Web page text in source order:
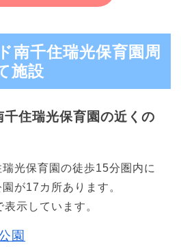
南千住瑞光保育園周
施設
住瑞光保育園の近くの
光保育園の徒歩15分圏内に
が17カ所あります。
示しています。
園